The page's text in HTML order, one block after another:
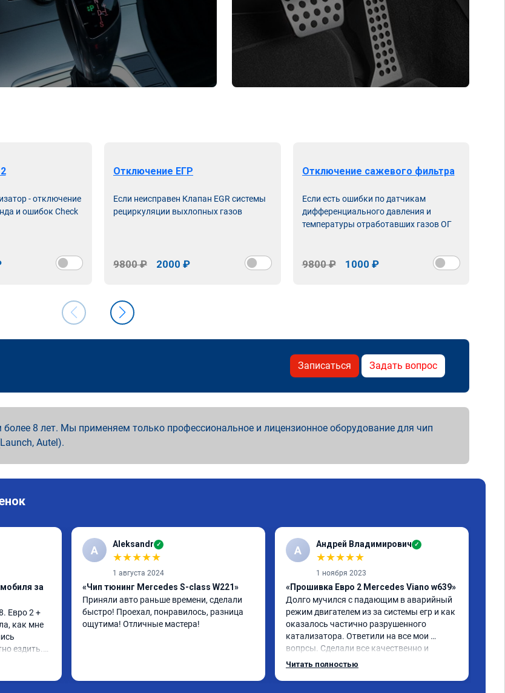
- отключение
и ошибок Check
Отключение ЕГР
Если неисправен Клапан EGR системы
рециркуляции выхлопных газов
9800 ₽ 2000 ₽
Отключение сажевого фильтра
Если есть ошибки по датчикам
дифференциального давления и
температуры отработавших газов ОГ
9800 ₽ 1000 ₽
Записаться Задать вопрос
8 лет. Мы применяем только профессиональное и лицензионное оборудование для чип
Autel).
за
Евро 2 +
как мне
ездить.
A Aleksandr ✓
★★★★★
1 августа 2024
«Чип тюнинг Mercedes S-class W221»
Приняли авто раньше времени, сделали
быстро! Проехал, понравилось, разница
ощутима! Отличные мастера!
А Андрей Владимирович ✓
★★★★★
1 ноября 2023
«Прошивка Евро 2 Mercedes Viano w639»
Долго мучился с падающим в аварийный
режим двигателем из за системы егр и как
оказалось частично разрушенного
катализатора. Ответили на все мои
вопрсы. Сделали все качественно и
несмотря на конец рабочего дня
Читать полностью